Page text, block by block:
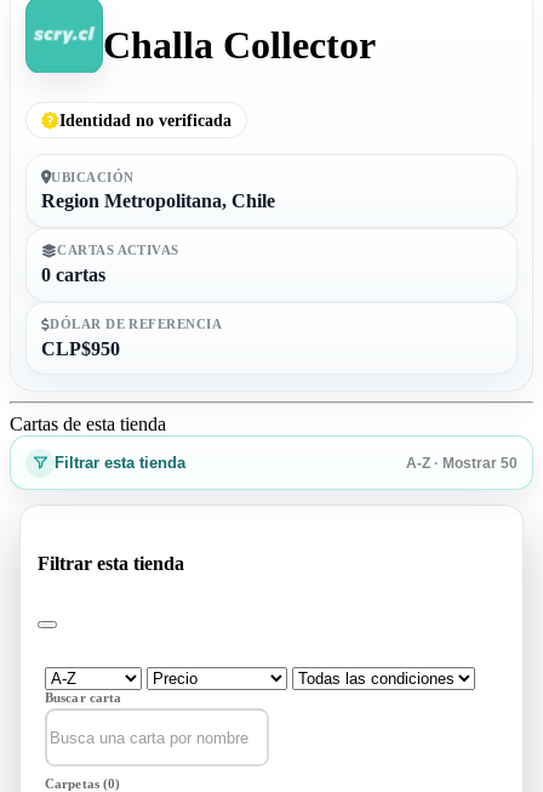
Challa Collector
Identidad no verificada
UBICACIÓN
Region Metropolitana, Chile
CARTAS ACTIVAS
0 cartas
DÓLAR DE REFERENCIA
CLP$950
Cartas de esta tienda
Filtrar esta tienda A-Z · Mostrar 50
Filtrar esta tienda
Buscar carta
Carpetas (0)